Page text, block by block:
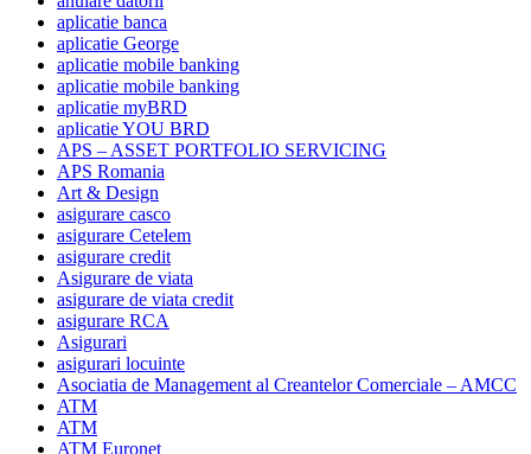
aplicatie banca
aplicatie George
aplicatie mobile banking
aplicatie mobile banking
aplicatie myBRD
aplicatie YOU BRD
APS – ASSET PORTFOLIO SERVICING
APS Romania
Art & Design
asigurare casco
asigurare Cetelem
asigurare credit
Asigurare de viata
asigurare de viata credit
asigurare RCA
Asigurari
asigurari locuinte
Asociatia de Management al Creantelor Comerciale – AMCC
ATM
ATM
ATM Euronet